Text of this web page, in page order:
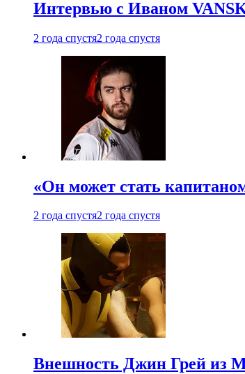
Интервью с Иваном
2 года спустя2 года спустя
«Он может стать
2 года спустя2 года спустя
Внешность Джин Грей из